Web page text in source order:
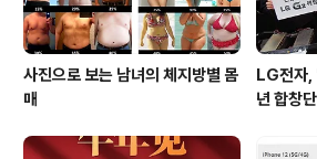
사진으로 보는 남녀의 체지방별 몸
매
LG전자
년 합창